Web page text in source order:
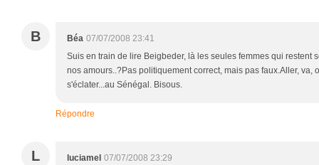
B Béa 07/07/2008 23:41
Suis en train de lire Beigbeder, là les seules femmes qui restent
nos amours..?Pas politiquement correct, mais pas faux.Aller, va,
s'éclater...au Sénégal. Bisous.
Répondre
L luciamel 07/07/2008 23:29